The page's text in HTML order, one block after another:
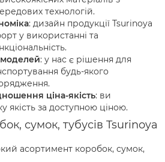
технологій.
: дизайн продукції Tsurinoya
у використанні та
: у нас є рішення для
будь-якого
ціна-якість: ви
якість за доступною ціною.
сумок, тубусів Tsurinoya
асортимент коробок, сумок,